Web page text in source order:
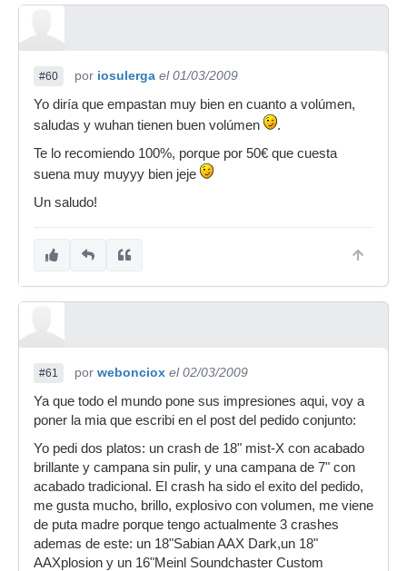
#60 por iosulerga el 01/03/2009
Yo diría que empastan muy bien en cuanto a volúmen,
saludas y wuhan tienen buen volúmen
.
Te lo recomiendo 100%, porque por 50€ que cuesta
suena muy muyyy bien jeje
Un saludo!
#61 por webonciox el 02/03/2009
Ya que todo el mundo pone sus impresiones aqui, voy a
poner la mia que escribi en el post del pedido conjunto:
Yo pedi dos platos: un crash de 18" mist-X con acabado
brillante y campana sin pulir, y una campana de 7" con
acabado tradicional. El crash ha sido el exito del pedido,
me gusta mucho, brillo, explosivo con volumen, me viene
de puta madre porque tengo actualmente 3 crashes
ademas de este: un 18"Sabian AAX Dark,un 18"
AAXplosion y un 16"Meinl Soundchaster Custom